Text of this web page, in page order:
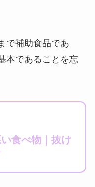
で補助食品であ
本であることを忘
食べ物｜抜け